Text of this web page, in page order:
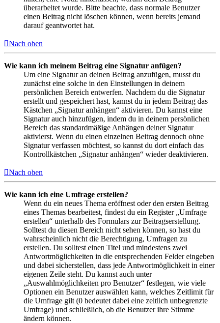
überarbeitet wurde. Bitte beachte, dass normale Benutzer
einen Beitrag nicht löschen können, wenn bereits jemand
darauf geantwortet hat.
Nach oben
Wie kann ich meinem Beitrag eine Signatur anfügen?
Um eine Signatur an deinen Beitrag anzufügen, musst du
zunächst eine solche in den Einstellungen in deinem
persönlichen Bereich entwerfen. Nachdem du die Signatur
erstellt und gespeichert hast, kannst du in jedem Beitrag das
Kästchen „Signatur anhängen“ aktivieren. Du kannst eine
Signatur auch hinzufügen, indem du in deinem persönlichen
Bereich das standardmäßige Anhängen deiner Signatur
aktivierst. Wenn du einen einzelnen Beitrag dennoch ohne
Signatur verfassen möchtest, so kannst du dort einfach das
Kontrollkästchen „Signatur anhängen“ wieder deaktivieren.
Nach oben
Wie kann ich eine Umfrage erstellen?
Wenn du ein neues Thema eröffnest oder den ersten Beitrag
eines Themas bearbeitest, findest du ein Register „Umfrage
erstellen“ unterhalb des Formulars zur Beitragserstellung.
Solltest du diesen Bereich nicht sehen können, so hast du
wahrscheinlich nicht die Berechtigung, Umfragen zu
erstellen. Du solltest einen Titel und mindestens zwei
Antwortmöglichkeiten in die entsprechenden Felder eingeben
und dabei sicherstellen, dass jede Antwortmöglichkeit in einer
eigenen Zeile steht. Du kannst auch unter
„Auswahlmöglichkeiten pro Benutzer“ festlegen, wie viele
Optionen ein Benutzer auswählen kann, welches Zeitlimit für
die Umfrage gilt (0 bedeutet dabei eine zeitlich unbegrenzte
Umfrage) und schließlich, ob die Benutzer ihre Stimme
ändern können.